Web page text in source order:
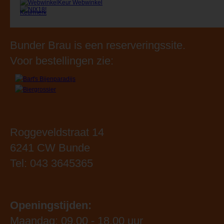
Bunder Brau is een reserveringssite.
Voor bestellingen zie:
Roggeveldstraat 14
6241 CW Bunde
Tel: 043 3645365
Openingstijden:
Maandag: 09.00 - 18.00 uur